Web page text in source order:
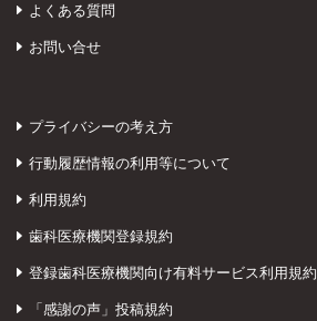
よくある質問
お問い合せ
プライバシーの考え方
行動履歴情報の利用等について
利用規約
歯科医療機関登録規約
登録歯科医療機関向け有料サービス利用規約
「感謝の声」投稿規約